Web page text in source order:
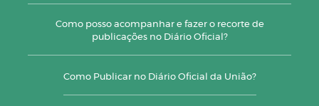
Como posso acompanhar e fazer o recorte de
publicações no Diário Oficial?
Como Publicar no Diário Oficial da União?